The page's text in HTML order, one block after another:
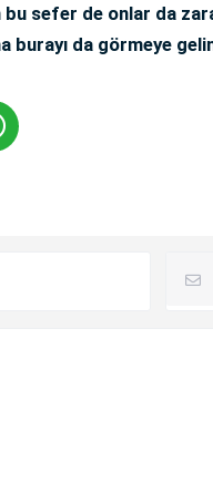
bu sefer de onlar da
burayı da görmeye